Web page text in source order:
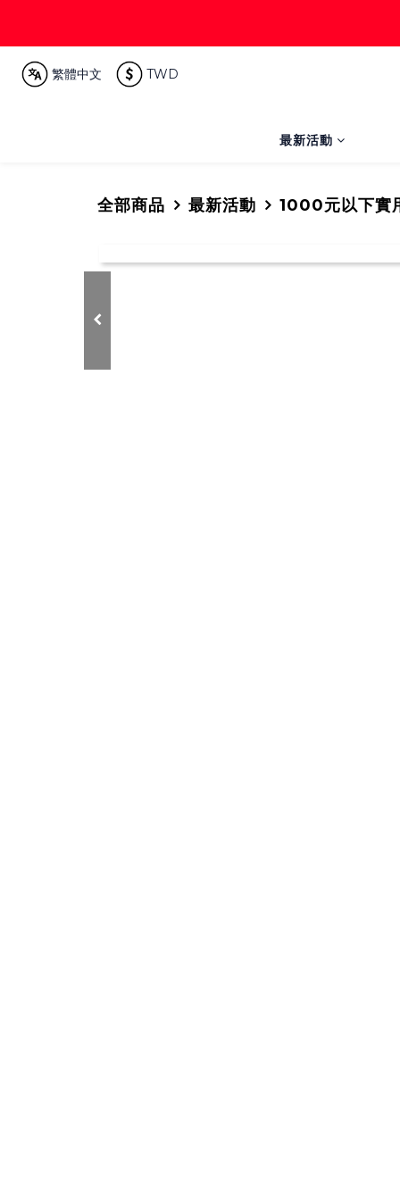
繁體中文 TWD
最新活動
全部商品 最新活動 1000元以下實